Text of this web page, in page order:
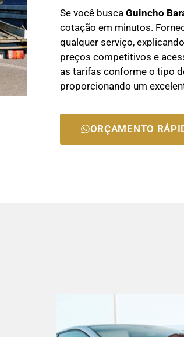
Se você busca Guincho B
cotação em minutos.
qualquer serviço,
preços competitivos e
as tarifas conforme o tipo
proporcionando um
ORÇAMENTO